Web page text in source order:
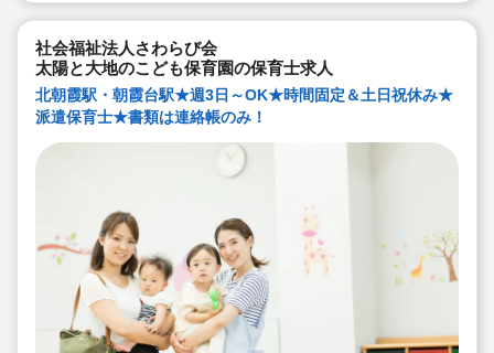
社会福祉法人さわらび会
太陽と大地のこども保育園の保育士求人
北朝霞駅・朝霞台駅★週3日～OK★時間固定＆土日祝休み★
派遣保育士★書類は連絡帳のみ！